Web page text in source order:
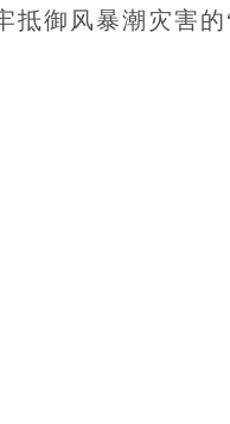
御风暴潮灾害